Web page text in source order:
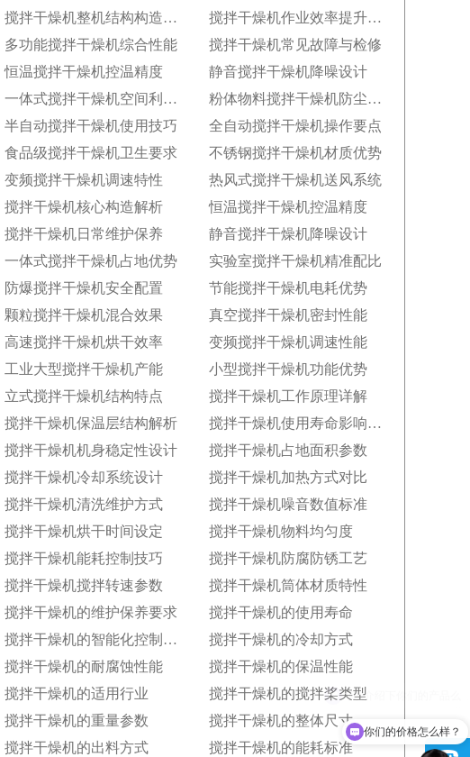
搅拌干燥机整机结构构造解析
搅拌干燥机作业效率提升技巧
多功能搅拌干燥机综合性能
搅拌干燥机常见故障与检修
恒温搅拌干燥机控温精度
静音搅拌干燥机降噪设计
一体式搅拌干燥机空间利用率
粉体物料搅拌干燥机防尘设计粉体物料搅拌干燥机防尘设计
半自动搅拌干燥机使用技巧
全自动搅拌干燥机操作要点
食品级搅拌干燥机卫生要求
不锈钢搅拌干燥机材质优势
变频搅拌干燥机调速特性
热风式搅拌干燥机送风系统
搅拌干燥机核心构造解析
恒温搅拌干燥机控温精度
搅拌干燥机日常维护保养
静音搅拌干燥机降噪设计
一体式搅拌干燥机占地优势
实验室搅拌干燥机精准配比
防爆搅拌干燥机安全配置
节能搅拌干燥机电耗优势
颗粒搅拌干燥机混合效果
真空搅拌干燥机密封性能
高速搅拌干燥机烘干效率
变频搅拌干燥机调速性能
工业大型搅拌干燥机产能
小型搅拌干燥机功能优势
立式搅拌干燥机结构特点
搅拌干燥机工作原理详解
搅拌干燥机保温层结构解析
搅拌干燥机使用寿命影响因素
搅拌干燥机机身稳定性设计
搅拌干燥机占地面积参数
搅拌干燥机冷却系统设计
搅拌干燥机加热方式对比
搅拌干燥机清洗维护方式
搅拌干燥机噪音数值标准
搅拌干燥机烘干时间设定
搅拌干燥机物料均匀度
搅拌干燥机能耗控制技巧
搅拌干燥机防腐防锈工艺
搅拌干燥机搅拌转速参数
搅拌干燥机筒体材质特性
搅拌干燥机的维护保养要求
搅拌干燥机的使用寿命
搅拌干燥机的智能化控制功能
搅拌干燥机的冷却方式
搅拌干燥机的耐腐蚀性能
搅拌干燥机的保温性能
搅拌干燥机的适用行业
搅拌干燥机的搅拌桨类型
搅拌干燥机的重量参数
搅拌干燥机的整体尺寸
搅拌干燥机的出料方式
搅拌干燥机的能耗标准
你们的价格怎么样？